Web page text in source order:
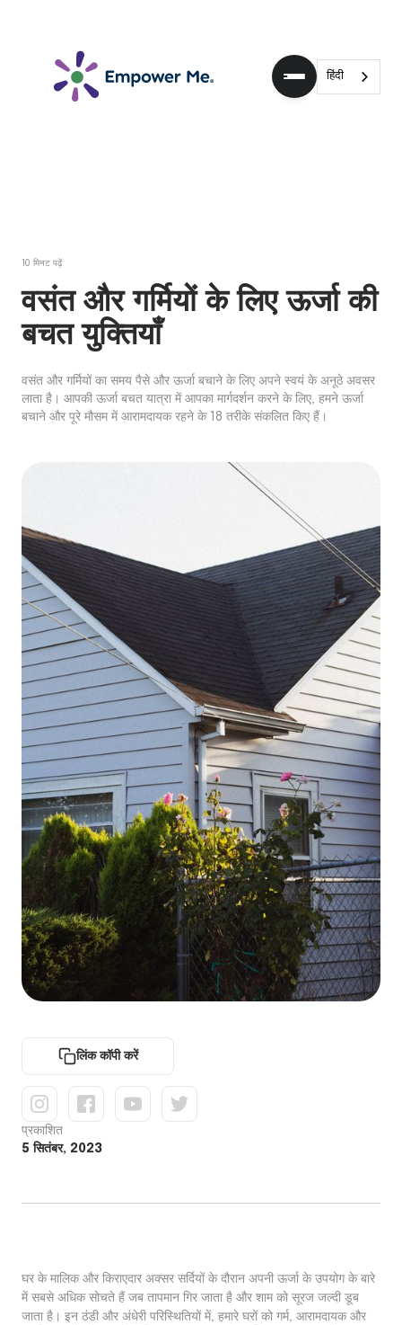
हिंदी
10 मिनट पढ़ें
वसंत और गर्मियों के लिए ऊर्जा की
बचत युक्तियाँ
वसंत और गर्मियों का समय पैसे और ऊर्जा बचाने के लिए अपने स्वयं के अनूठे अवसर
लाता है। आपकी ऊर्जा बचत यात्रा में आपका मार्गदर्शन करने के लिए, हमने ऊर्जा
बचाने और पूरे मौसम में आरामदायक रहने के 18 तरीके संकलित किए हैं।
प्रकाशित
5 सितंबर, 2023
लिंक कॉपी करें
घर के मालिक और किराएदार अक्सर सर्दियों के दौरान अपनी ऊर्जा के उपयोग के बारे
में सबसे अधिक सोचते हैं जब तापमान गिर जाता है और शाम को सूरज जल्दी डूब
जाता है। इन ठंडी और अंधेरी परिस्थितियों में, हमारे घरों को गर्म, आरामदायक और